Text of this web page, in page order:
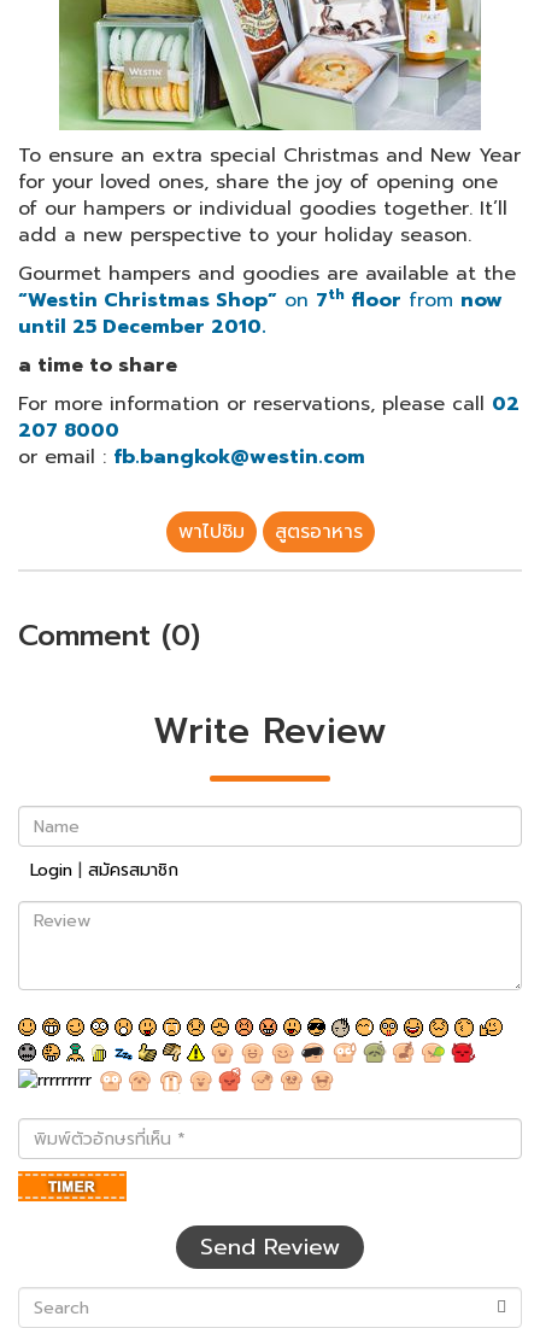
To ensure an extra special Christmas and New Year
for your loved ones, share the joy of opening one
of our hampers or individual goodies together. It’ll
add a new perspective to your holiday season.
Gourmet hampers and goodies are available at the
“Westin Christmas Shop” on 7th floor from now
until 25 December 2010.
a time to share
For more information or reservations, please call 02
207 8000
or email : fb.bangkok@westin.com
พาไปชิม สูตรอาหาร
Comment (0)
Write Review
Name
Login | สมัครสมาชิก
Review
พิมพ์
ตัว
อักษร
ที่
Send Review